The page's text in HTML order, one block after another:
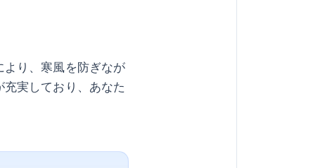
り、寒風を防ぎなが
実しており、あなた